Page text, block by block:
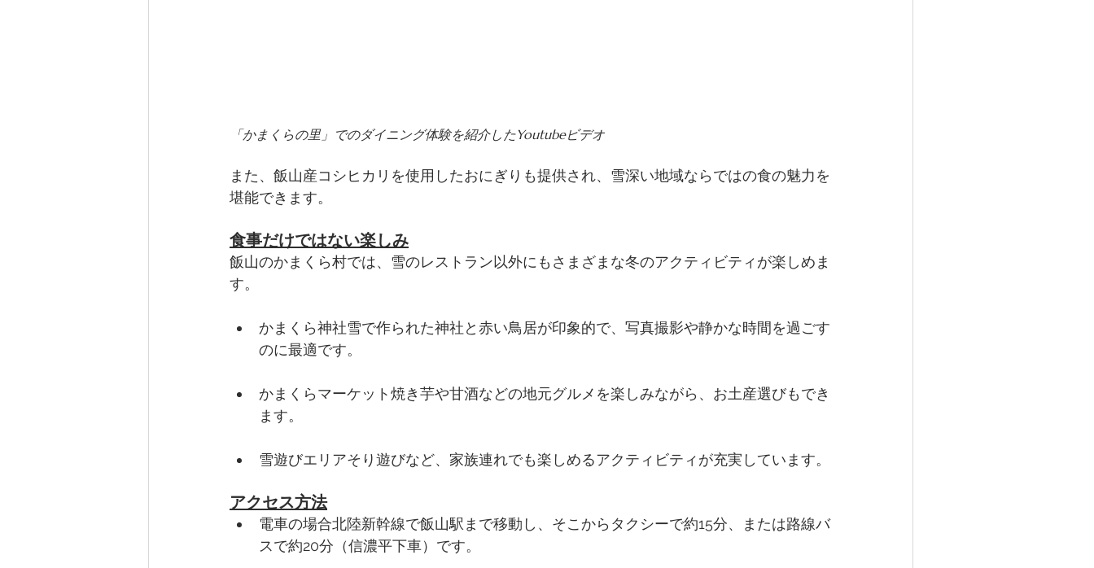
「かまくらの里」でのダイニング体験を紹介したYoutubeビデオ
また、飯山産コシヒカリを使用したおにぎりも提供され、雪深い地域ならではの食の魅力を
堪能できます。
食事だけではない楽しみ
飯山のかまくら村では、雪のレストラン以外にもさまざまな冬のアクティビティが楽しめま
す。
かまくら神社雪で作られた神社と赤い鳥居が印象的で、写真撮影や静かな時間を過ごす
のに最適です。
かまくらマーケット焼き芋や甘酒などの地元グルメを楽しみながら、お土産選びもでき
ます。
雪遊びエリアそり遊びなど、家族連れでも楽しめるアクティビティが充実しています。
アクセス方法
電車の場合北陸新幹線で飯山駅まで移動し、そこからタクシーで約15分、または路線バ
スで約20分（信濃平下車）です。